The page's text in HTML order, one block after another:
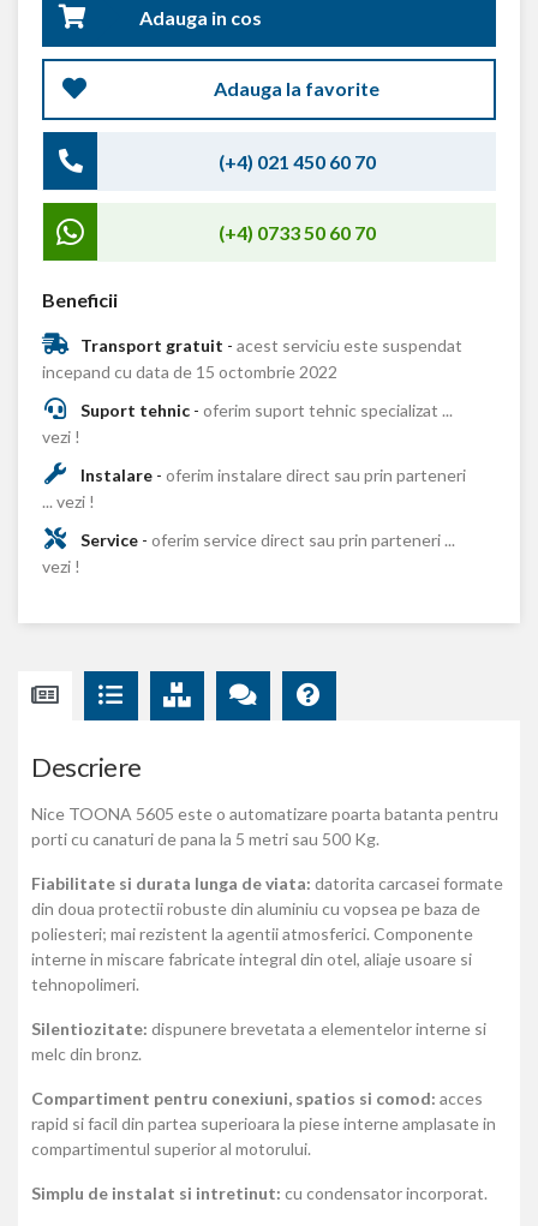
Adauga in cos
Adauga la favorite
(+4) 021 450 60 70
(+4) 0733 50 60 70
Beneficii
Transport gratuit - acest serviciu este suspendat
incepand cu data de 15 octombrie 2022
Suport tehnic- oferim suport tehnic specializat ...
vezi !
Instalare- oferim instalare direct sau prin parteneri
... vezi !
Service- oferim service direct sau prin parteneri ...
vezi !
Descriere
Nice TOONA 5605 este o automatizare poarta batanta pentru
porti cu canaturi de pana la 5 metri sau 500 Kg.
Fiabilitate si durata lunga de viata: datorita carcasei formate
din doua protectii robuste din aluminiu cu vopsea pe baza de
poliesteri; mai rezistent la agentii atmosferici. Componente
interne in miscare fabricate integral din otel, aliaje usoare si
tehnopolimeri.
Silentiozitate: dispunere brevetata a elementelor interne si
melc din bronz.
Compartiment pentru conexiuni, spatios si comod: acces
rapid si facil din partea superioara la piese interne amplasate in
compartimentul superior al motorului.
Simplu de instalat si intretinut: cu condensator incorporat.